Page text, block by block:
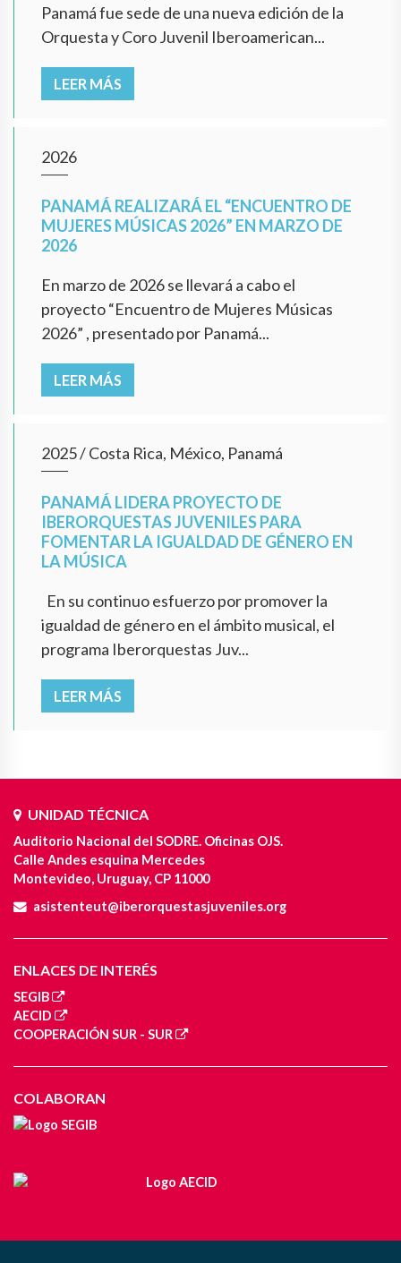
Panamá fue sede de una nueva edición de la
Orquesta y Coro Juvenil Iberoamerican...
LEER MÁS
2026
PANAMÁ REALIZARÁ EL “ENCUENTRO DE
MUJERES MÚSICAS 2026” EN MARZO DE
2026
En marzo de 2026 se llevará a cabo el
proyecto “Encuentro de Mujeres Músicas
2026” , presentado por Panamá...
LEER MÁS
2025/Costa Rica, México, Panamá
PANAMÁ LIDERA PROYECTO DE
IBERORQUESTAS JUVENILES PARA
FOMENTAR LA IGUALDAD DE GÉNERO EN
LA MÚSICA
En su continuo esfuerzo por promover la
igualdad de género en el ámbito musical, el
programa Iberorquestas Juv...
LEER MÁS
UNIDAD TÉCNICA
Auditorio Nacional del SODRE. Oficinas OJS.
Calle Andes esquina Mercedes
Montevideo, Uruguay, CP 11000
asistenteut@iberorquestasjuveniles.org
ENLACES DE INTERÉS
SEGIB
AECID
COOPERACIÓN SUR - SUR
COLABORAN